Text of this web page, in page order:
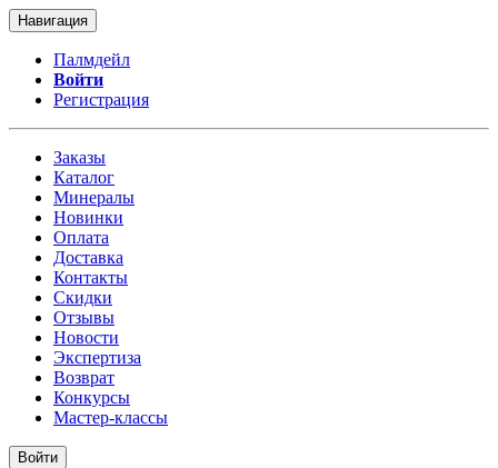
Навигация
Палмдейл
Войти
Регистрация
Заказы
Каталог
Минералы
Новинки
Оплата
Доставка
Контакты
Скидки
Отзывы
Новости
Экспертиза
Возврат
Конкурсы
Мастер-классы
Войти